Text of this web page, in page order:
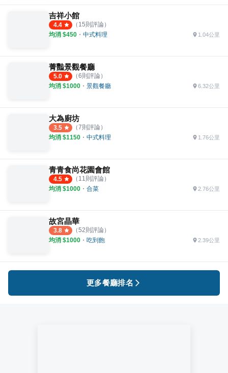
吉祥小館
4.4 （ 15則評論）
均消 $450 ・ 中式料理 1.04公里
菁豔景觀餐廳
5.0 （6則評論）
均消 $1000 ・ 景觀餐廳 6.32公里
大為廚坊
3.5 （7則評論）
均消 $1150 ・ 中式料理 1.76公里
青青食尚花園會館
4.5 （ 11 則評論）
均消 $1000 ・ 合菜 2.76公里
故宮晶華
3.8 （52則評論）
均消 $1000 ・ 吃到飽 2.39公里
更多餐廳排名